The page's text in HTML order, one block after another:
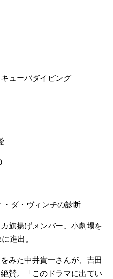
ューバダイビング
ダ・ヴィンチの診断
旗揚げメンバー。小劇場を
進出。
みた中井貴一さんが、吉田
賛。「このドラマに出てい